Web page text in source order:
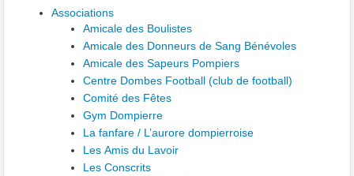
Associations
Amicale des Boulistes
Amicale des Donneurs de Sang Bénévoles
Amicale des Sapeurs Pompiers
Centre Dombes Football (club de football)
Comité des Fêtes
Gym Dompierre
La fanfare / L’aurore dompierroise
Les Amis du Lavoir
Les Conscrits